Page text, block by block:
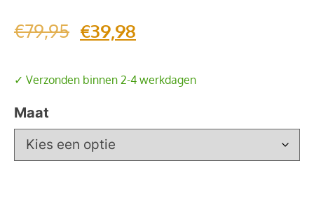
€79,95 €39,98
✓ Verzonden binnen 2-4 werkdagen
Maat